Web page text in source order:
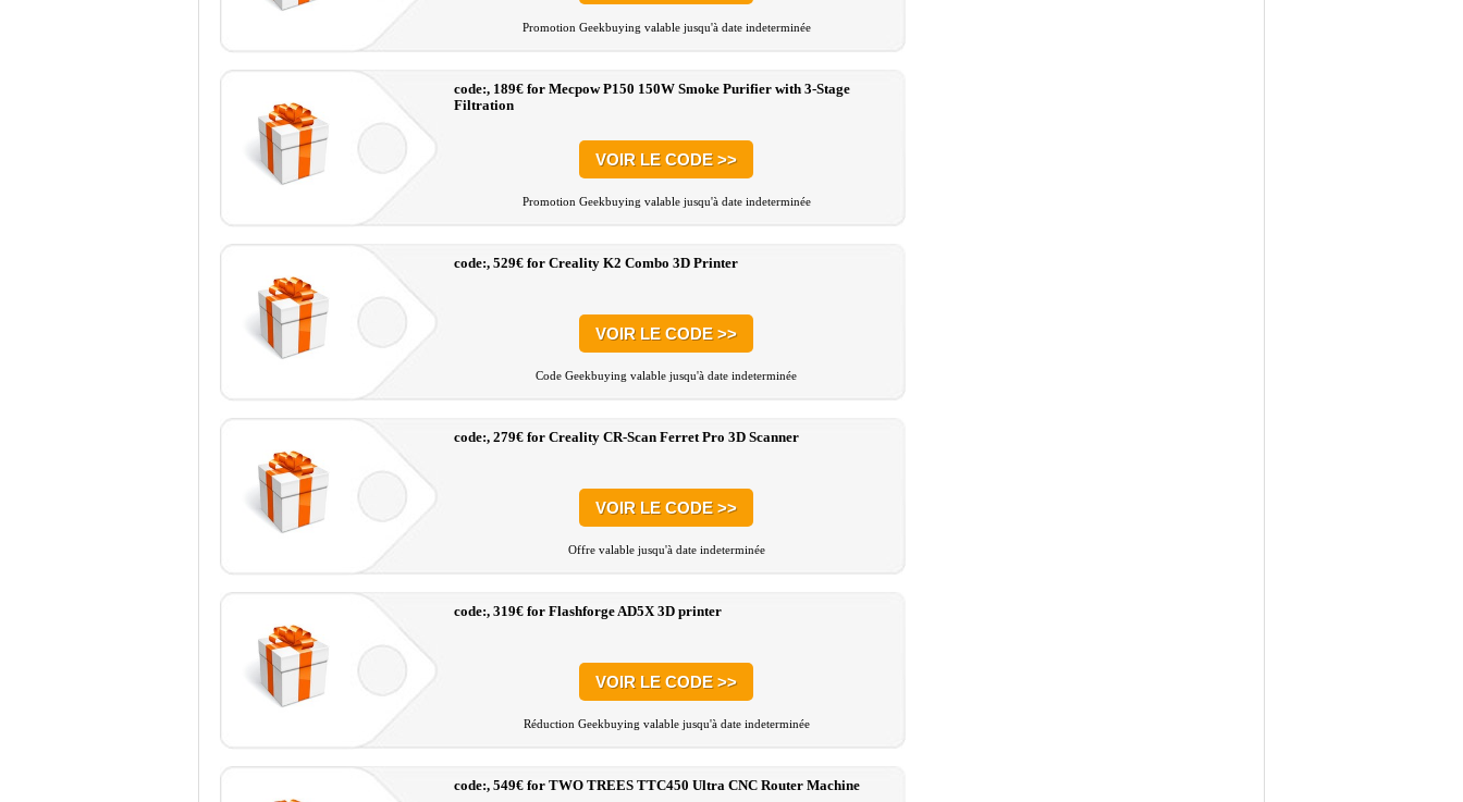
Promotion Geekbuying valable jusqu'à date indeterminée
code:, 189€ for Mecpow P150 150W Smoke Purifier with 3-Stage
Filtration
VOIR LE CODE >>
Promotion Geekbuying valable jusqu'à date indeterminée
code:, 529€ for Creality K2 Combo 3D Printer
VOIR LE CODE >>
Code Geekbuying valable jusqu'à date indeterminée
code:, 279€ for Creality CR-Scan Ferret Pro 3D Scanner
VOIR LE CODE >>
Offre valable jusqu'à date indeterminée
code:, 319€ for Flashforge AD5X 3D printer
VOIR LE CODE >>
Réduction Geekbuying valable jusqu'à date indeterminée
code:, 549€ for TWO TREES TTC450 Ultra CNC Router Machine